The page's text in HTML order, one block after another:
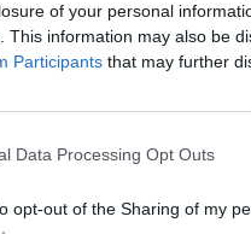
of your personal
This information may also be
Participants that may further
Data Processing Opt Outs
opt-out of the Sharing of my